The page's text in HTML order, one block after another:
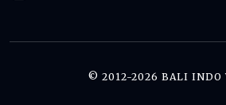
© 2012-2026 BALI INDO